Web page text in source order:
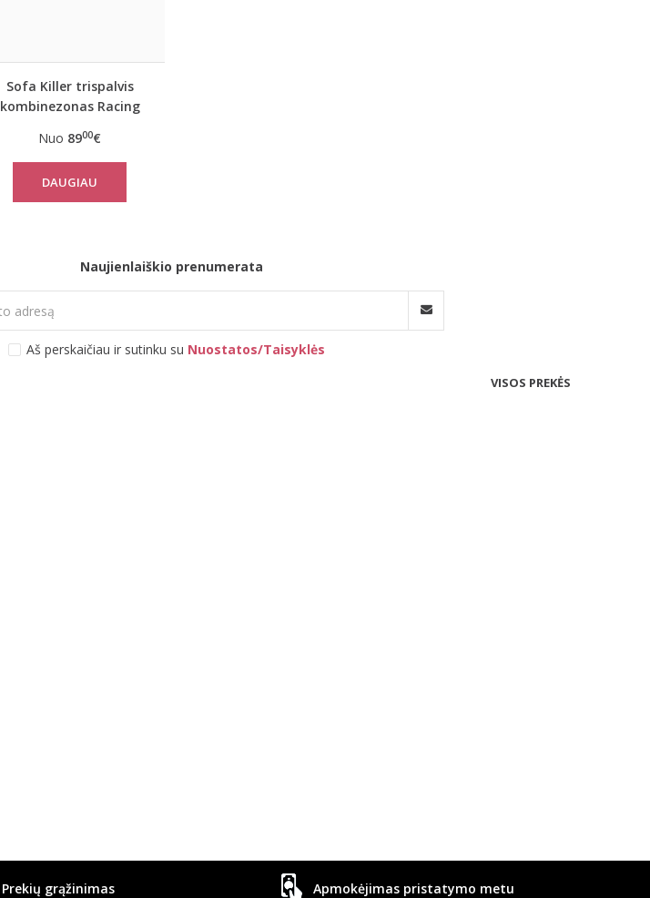
Sofa Killer trispalvis
kombinezonas Racing
Nuo 8900€
DAUGIAU
Naujienlaiškio prenumerata
Aš perskaičiau ir sutinku su Nuostatos/Taisyklės
VISOS PREKĖS
Prekių grąžinimas Apmokėjimas pristatymo metu